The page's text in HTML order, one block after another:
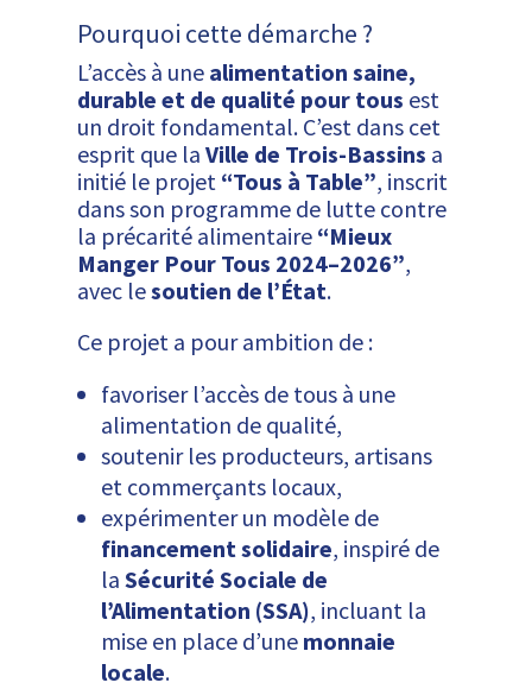
Pourquoi cette démarche ?
L’accès à une alimentation saine,
durable et de qualité pour tous est
un droit fondamental. C’est dans cet
esprit que la Ville de Trois-Bassins a
initié le projet “Tous à Table”, inscrit
dans son programme de lutte contre
la précarité alimentaire “Mieux
Manger Pour Tous 2024–2026”,
avec lesoutien de l’État.
Ce projet a pour ambition de :
favoriser l’accès de tous à une
alimentation de qualité,
soutenir les producteurs, artisans
et commerçants locaux,
expérimenter un modèle de
financement solidaire, inspiré de
la Sécurité Sociale de
l’Alimentation (SSA), incluant la
mise en place d’une monnaie
locale.